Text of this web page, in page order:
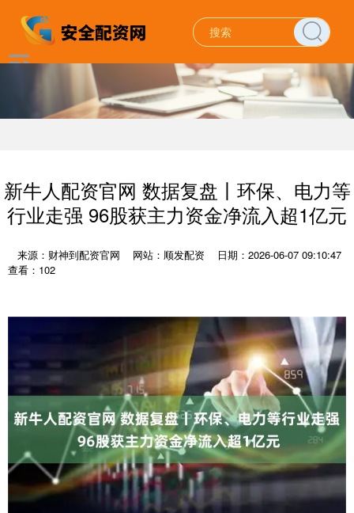
新牛人配资官网 数据复盘丨环保、电力等
行业走强 96股获主力资金净流入超1亿元
来源：财神到配资官网 网站：顺发配资
日期：2026-06-07 09:10:47
查看：102